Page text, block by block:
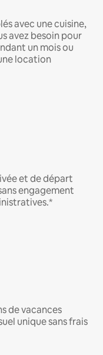
avec une cuisine,
avez besoin pour
un mois ou
location
et de départ
engagement
de vacances
unique sans frais